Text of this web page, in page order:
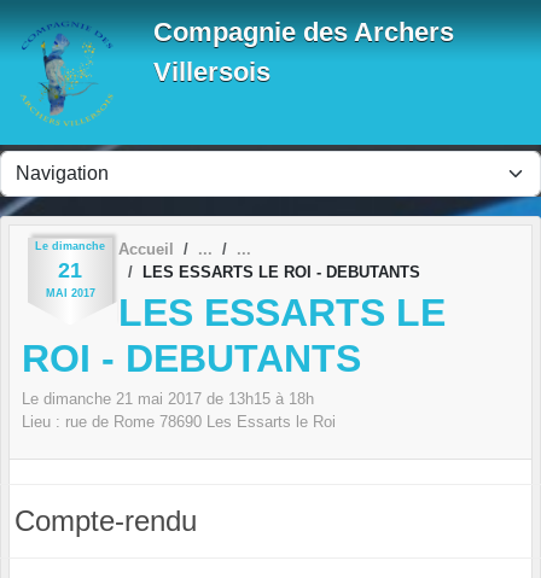
Compagnie des Archers
Villersois
Le dimanche
21
MAI 2017
Accueil
LES ESSARTS LE ROI - DEBUTANTS
LES ESSARTS LE
ROI - DEBUTANTS
Le dimanche 21 mai 2017 de 13h15 à 18h
Lieu : rue de Rome 78690 Les Essarts le Roi
Compte-rendu